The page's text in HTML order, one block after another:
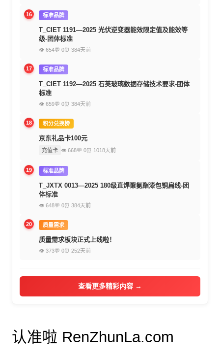
16 标准品牌
T_CIET 1191—2025 光伏逆变器能效限定值及能效等
级-团体标准
👁 654💬 0⏰ 384天前
17 标准品牌
T_CIET 1192—2025 石英玻璃数据存储技术要求-团体
标准
👁 659💬 0⏰ 384天前
18 积分兑换榜
京东礼品卡100元
充值卡 👁 668💬 0⏰ 1018天前
19 标准品牌
T_JXTX 0013—2025 180级直焊聚氨酯漆包铜扁线-团
体标准
👁 648💬 0⏰ 384天前
20 质量需求
质量需求板块正式上线啦！
👁 373💬 0⏰ 252天前
查看更多精彩内容 →
认准啦 RenZhunLa.com